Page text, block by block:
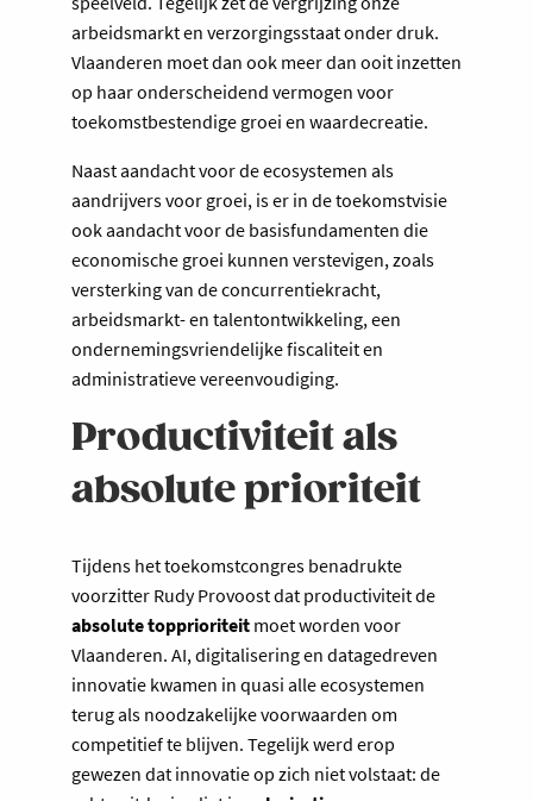
arbeidsmarkt en verzorgingsstaat onder druk.
Vlaanderen moet dan ook meer dan ooit inzetten
op haar onderscheidend vermogen voor
toekomstbestendige groei en waardecreatie.
Naast aandacht voor de ecosystemen als
aandrijvers voor groei, is er in de toekomstvisie
ook aandacht voor de basisfundamenten die
economische groei kunnen verstevigen, zoals
versterking van de concurrentiekracht,
arbeidsmarkt- en talentontwikkeling, een
ondernemingsvriendelijke fiscaliteit en
administratieve vereenvoudiging.
Productiviteit als
absolute prioriteit
Tijdens het toekomstcongres benadrukte
voorzitter Rudy Provoost dat productiviteit de
absolute topprioriteit moet worden voor
Vlaanderen. AI, digitalisering en datagedreven
innovatie kwamen in quasi alle ecosystemen
terug als noodzakelijke voorwaarden om
competitief te blijven. Tegelijk werd erop
gewezen dat innovatie op zich niet volstaat: de